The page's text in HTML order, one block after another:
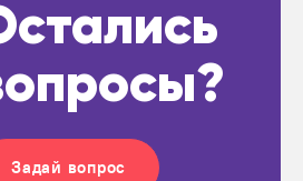
Задай вопрос